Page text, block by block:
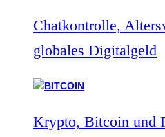
Chatkontrolle,
globales Digitalgeld
Krypto, Bitcoin und